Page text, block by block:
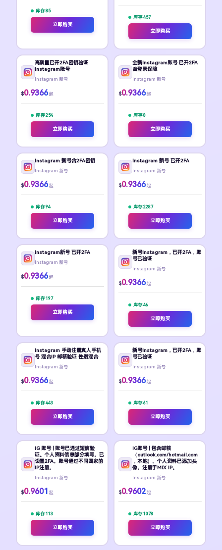
库存 85
立即购买
库存 457
立即购买
高质量已开2FA密钥验证
Instagram账号
Instagram 新号
$0.9366 起
库存 254
立即购买
全新Instagram账号 已开2FA
含登录保障
Instagram 新号
$0.9366 起
库存 8
立即购买
Instagram 新号含2FA密钥
Instagram 新号
$0.9366 起
库存 94
立即购买
Instagram 新号 已开2FA
Instagram 新号
$0.9366 起
库存 2287
立即购买
Instagram新号 已开2FA
Instagram 新号
$0.9366 起
库存 197
立即购买
新号Instagram，已开2FA，账
号已验证
Instagram 新号
$0.9366 起
库存 46
立即购买
Instagram 手动注册真人手机
号 混合IP 邮箱验证 性别混合
Instagram 新号
$0.9366 起
库存 443
立即购买
新号Instagram，已开2FA，账
号已验证
Instagram 新号
$0.9366 起
库存 61
立即购买
IG 账号 | 账号已通过短信验
证。个人资料信息部分填写。已
设置2FA。账号通过不同国家的
IP注册。
Instagram 新号
$0.9601 起
库存 113
立即购买
IG账号 | 包含邮箱
（outlook.com/hotmail.com
，本地）。个人资料已添加头
像。注册于MIX IP。
Instagram 新号
$0.9602 起
库存 1078
立即购买